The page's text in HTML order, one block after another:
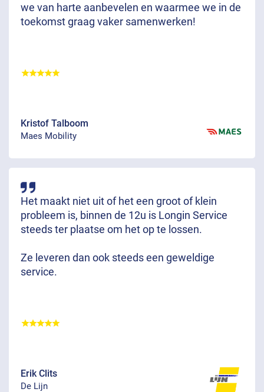
we van harte aanbevelen en waarmee we in de
toekomst graag vaker samenwerken!
Kristof Talboom
Maes Mobility
Het maakt niet uit of het een groot of klein
probleem is, binnen de 12u is Longin Service
steeds ter plaatse om het op te lossen.
Ze leveren dan ook steeds een geweldige
service.
Erik Clits
De Lijn